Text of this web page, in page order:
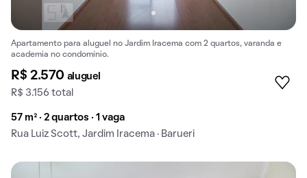
Apartamento para aluguel no Jardim Iracema com 2 quartos, varanda e
academia no condomínio.
R$ 2.570 aluguel
R$ 3.156 total
57 m² · 2 quartos · 1 vaga
Rua Luiz Scott, Jardim Iracema · Barueri